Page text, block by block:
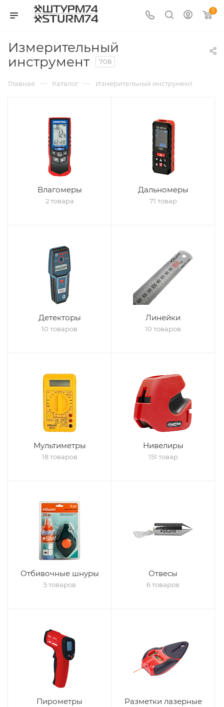
0
Измерительный
инструмент
708
Главная — Каталог — Измерительный инструмент
Влагомеры
2 товара
Дальномеры
71 товар
Детекторы
10 товаров
Линейки
10 товаров
Мультиметры
18 товаров
Нивелиры
151 товар
Отбивочные шнуры
5 товаров
Отвесы
6 товаров
Пирометры Разметки лазерные